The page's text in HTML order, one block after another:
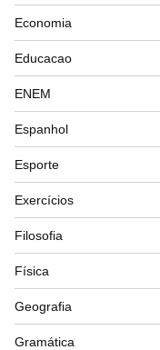
Economia
Educacao
ENEM
Espanhol
Esporte
Exercícios
Filosofia
Física
Geografia
Gramática